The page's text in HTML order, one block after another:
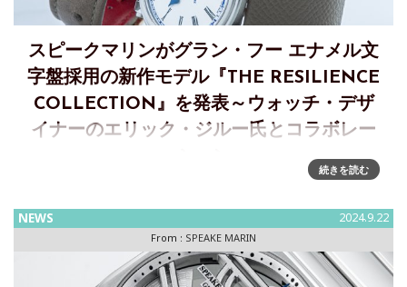
スピークマリンがグラン・フー エナメル文
字盤採用の新作モデル『THE RESILIENCE
COLLECTION』を発表～ウォッチ・デザ
イナーのエリック・ジルー氏とコラボレー
COLLECTION』ウォッチ・デザイナーのエリック・ジルー氏
とのコラボレーション～美しく鮮やかな白色が特徴のグラ
ン・フー エナメル文字盤スイスの高級時計ブランド「スピー
続きを読む
NEWS 2024.9.22
From : SPEAKE MARIN